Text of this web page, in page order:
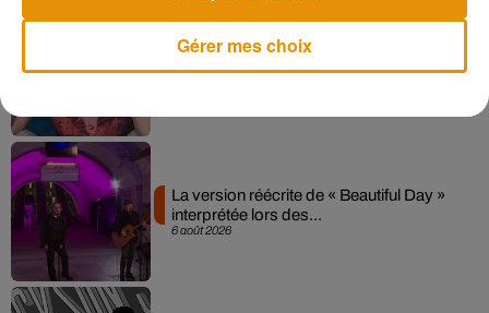
Pomme emprunte le décor de l’émission
« Loups Garous » pour son...
6 août 2026
La version réécrite de « Beautiful Day »
interprétée lors des...
Gérer mes choix